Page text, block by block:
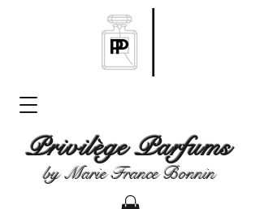
Privilège Parfums
by Marie France Bonnin